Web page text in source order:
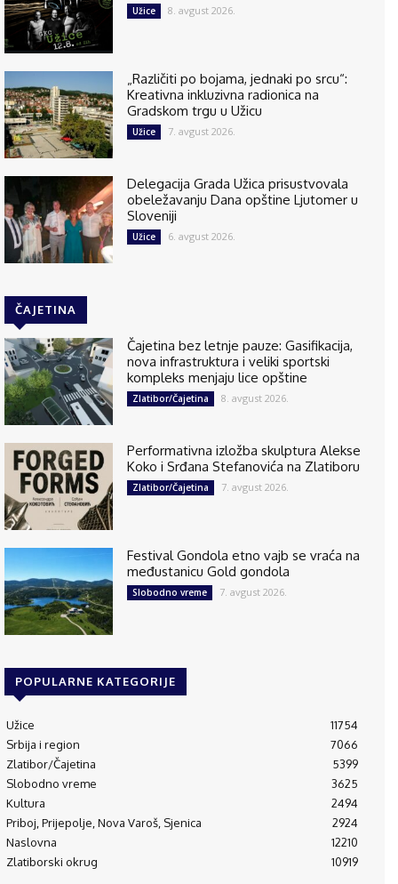
Užice 8. avgust 2026.
„Različiti po bojama, jednaki po srcu“:
Kreativna inkluzivna radionica na
Gradskom trgu u Užicu
Užice 7. avgust 2026.
Delegacija Grada Užica prisustvovala
obeležavanju Dana opštine Ljutomer u
Sloveniji
Užice 6. avgust 2026.
ČAJETINA
Čajetina bez letnje pauze: Gasifikacija,
nova infrastruktura i veliki sportski
kompleks menjaju lice opštine
Zlatibor/Čajetina 8. avgust 2026.
Performativna izložba skulptura Alekse
Koko i Srđana Stefanovića na Zlatiboru
Zlatibor/Čajetina 7. avgust 2026.
Festival Gondola etno vajb se vraća na
međustanicu Gold gondola
Slobodno vreme 7. avgust 2026.
POPULARNE KATEGORIJE
Užice
11754
Srbija i region
7066
Zlatibor/Čajetina
5399
Slobodno vreme
3625
Kultura
2494
Priboj, Prijepolje, Nova Varoš, Sjenica
2924
Naslovna
12210
Zlatiborski okrug
10919